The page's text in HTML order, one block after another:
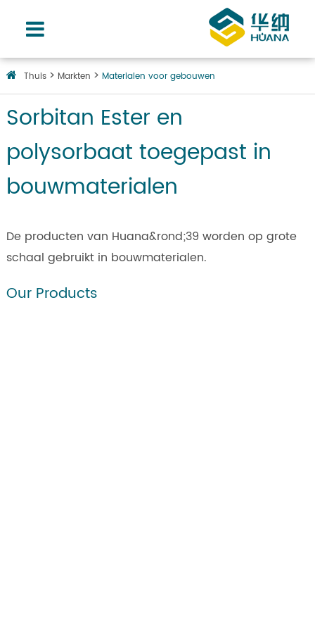
Thuis Markten Materialen voor gebouwen
Sorbitan Ester en
polysorbaat toegepast in
bouwmaterialen
De producten van Huana&rond;39 worden op grote
schaal gebruikt in bouwmaterialen.
Our Products